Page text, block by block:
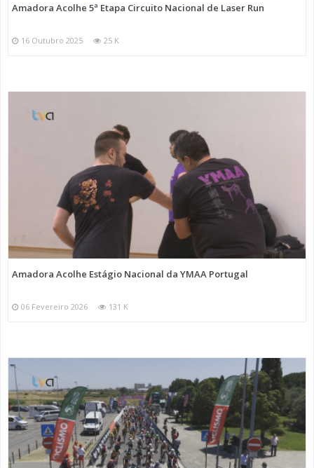
Amadora Acolhe 5ª Etapa Circuito Nacional de Laser Run
16 Outubro 2025 25 K
Amadora Acolhe Estágio Nacional da YMAA Portugal
06 Fevereiro 2026 131 K